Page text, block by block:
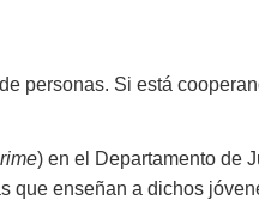
personas. Si está
) en el Departamento de
que enseñan a dichos